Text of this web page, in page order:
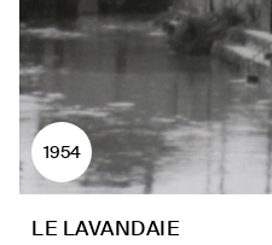
1954
LE LAVANDAIE